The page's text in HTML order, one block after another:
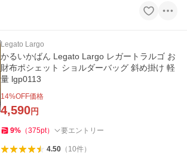
Legato Largo
かるいかばん Legato Largo レガートラルゴ お
財布ポシェット ショルダーバッグ 斜め掛け 軽
量 lgp0113
14%OFF価格
4,590円
9% （375pt） 要エントリー
4.50（ 10件）